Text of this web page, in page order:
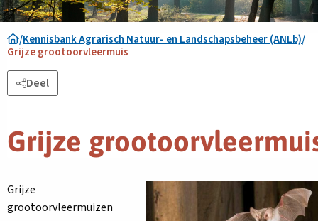
/Kennisbank Agrarisch Natuur- en Landschapsbeheer (ANLb)/
Grijze grootoorvleermuis
Deel
Grijze
Grijze
grootoorvleermuizen